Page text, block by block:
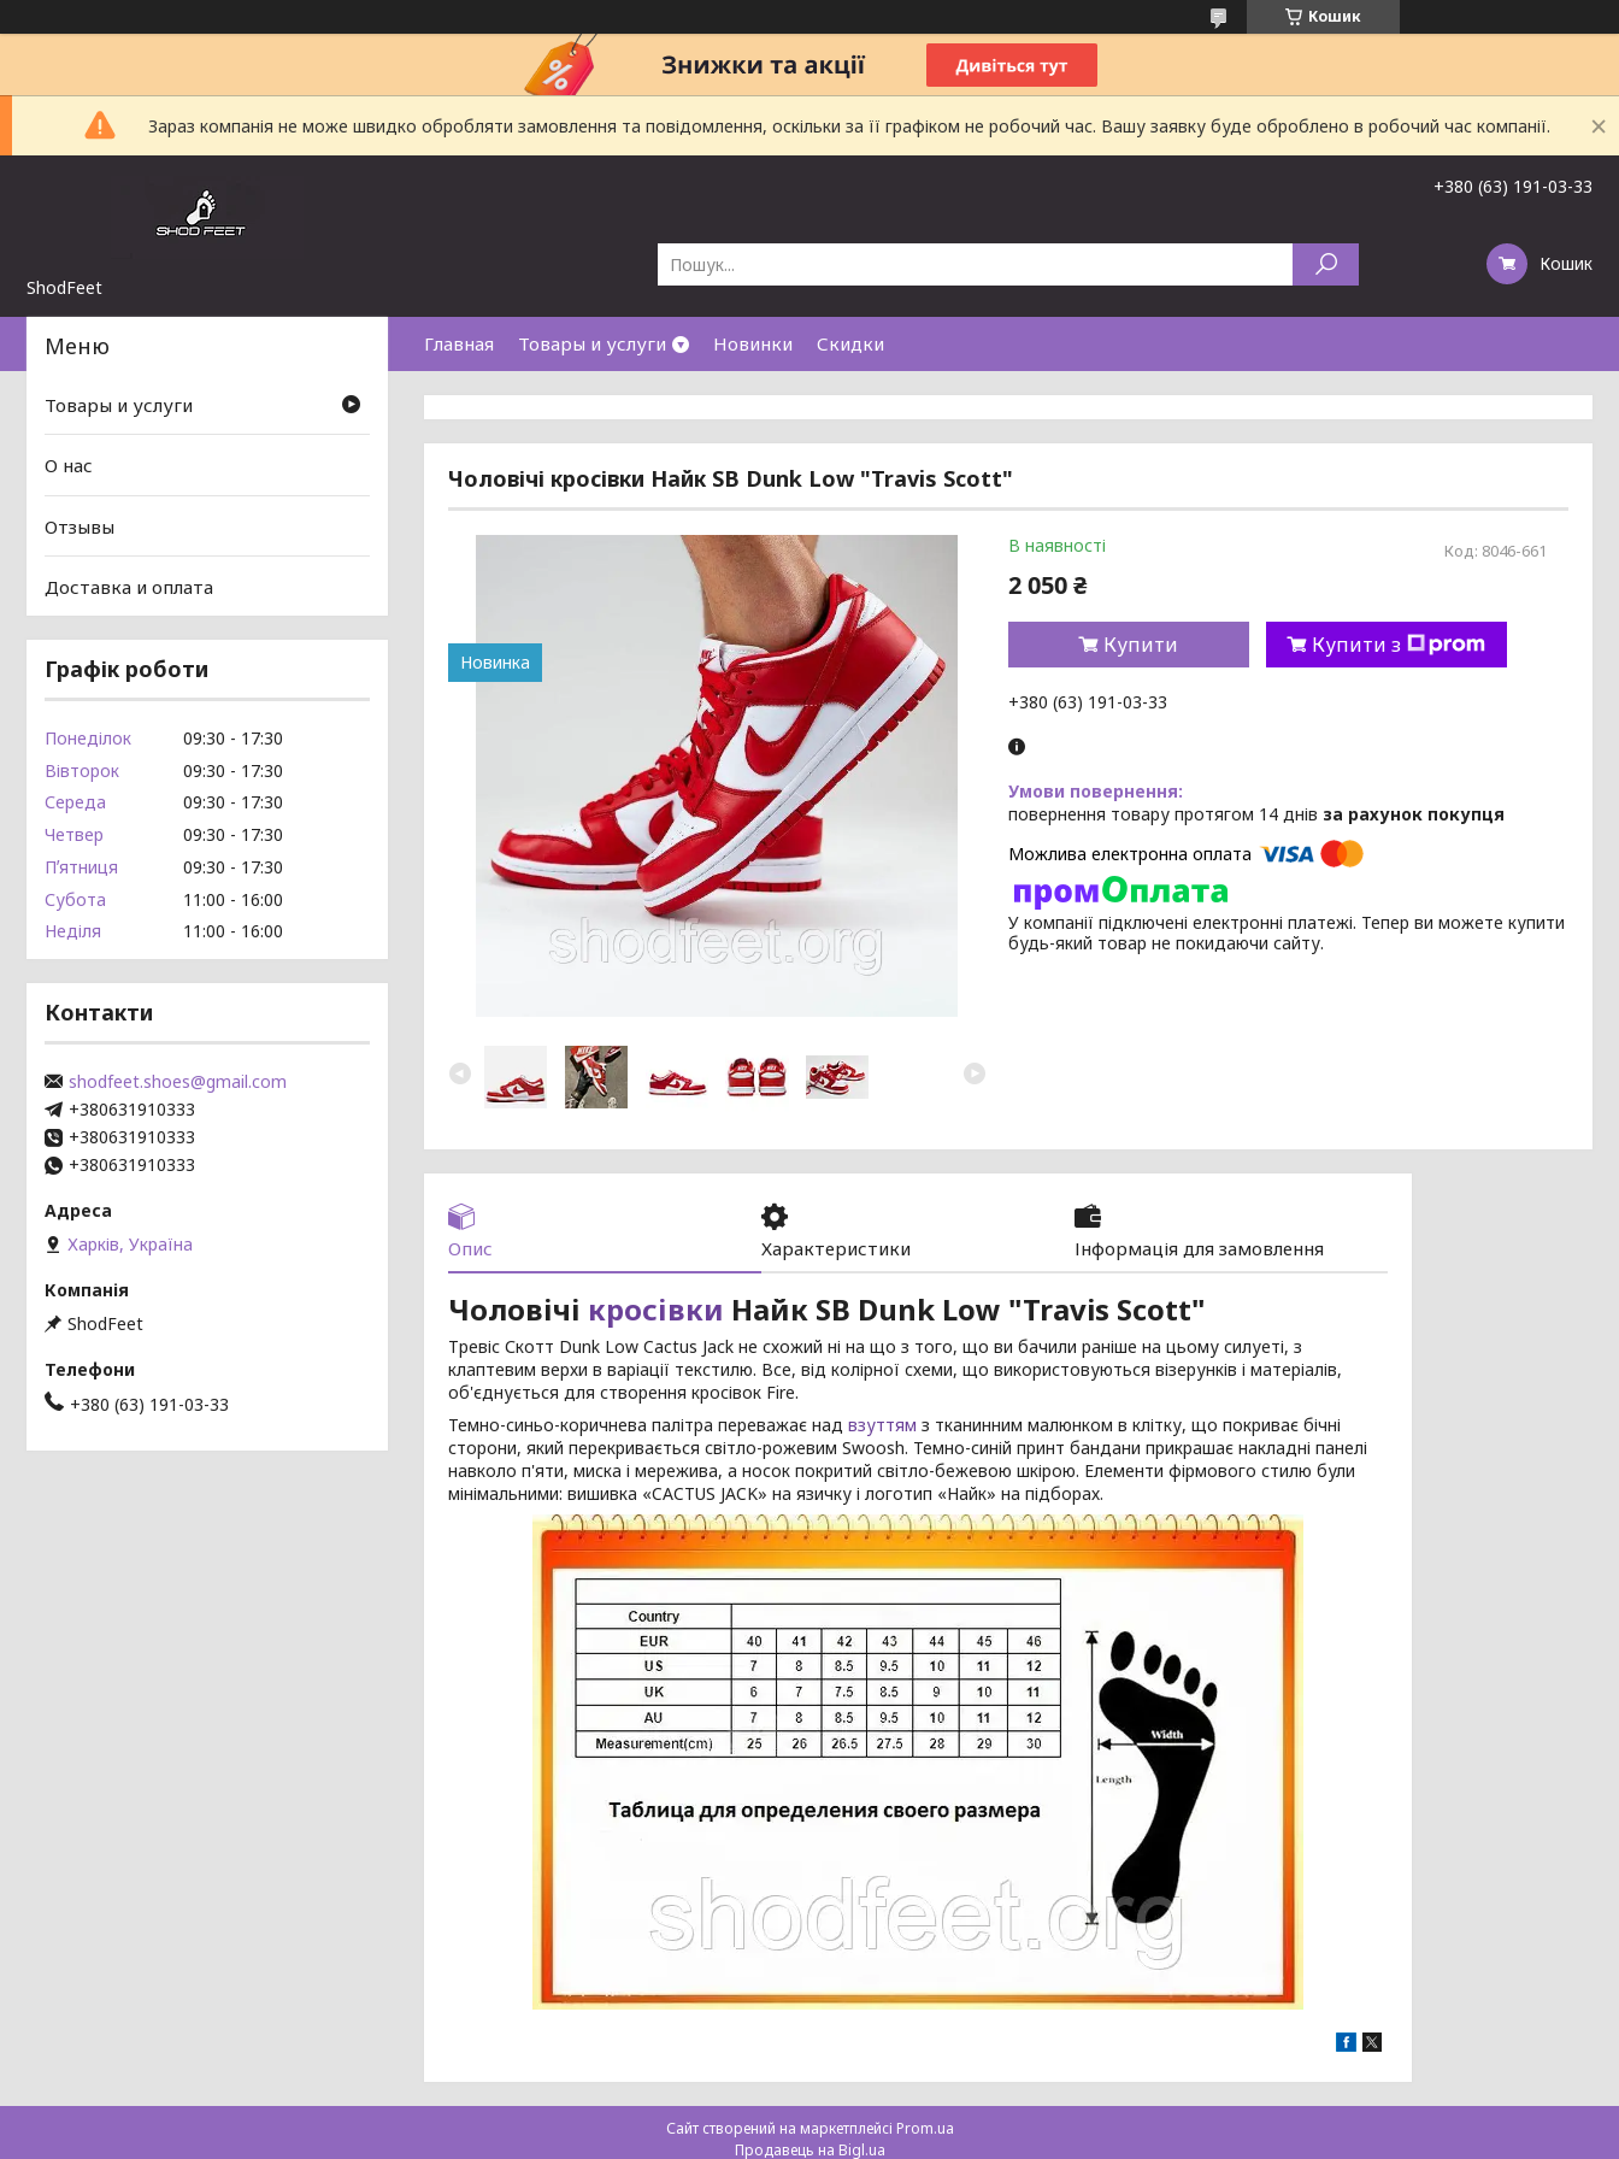
Кошик
Зараз компанія не може швидко обробляти замовлення та повідомлення, оскільки за її графіком не робочий час. Вашу заявку буде оброблено в робочий час компанії.
ShodFeet
+380 (63) 191-03-33
Кошик
Главная Товары и услуги Новинки Скидки
Чоловічі кросівки Найк SB Dunk Low "Travis Scott"
Новинка
В наявності Код: 8046-661
2 050 ₴
Купити Купити з
+380 (63) 191-03-33
повернення товару протягом 14 днів за рахунок покупця
У компанії підключені електронні платежі. Тепер ви можете купити
будь-який товар не покидаючи сайту.
Опис Характеристики Інформація для замовлення
Чоловічі кросівки Найк SB Dunk Low "Travis Scott"
Тревіс Скотт Dunk Low Cactus Jack не схожий ні на що з того, що ви бачили раніше на цьому силуеті, з
клаптевим верхи в варіації текстилю. Все, від колірної схеми, що використовуються візерунків і матеріалів,
об'єднується для створення кросівок Fire.
Темно-синьо-коричнева палітра переважає над взуттям з тканинним малюнком в клітку, що покриває бічні
сторони, який перекривається світло-рожевим Swoosh. Темно-синій принт бандани прикрашає накладні панелі
навколо п'яти, миска і мережива, а носок покритий світло-бежевою шкірою. Елементи фірмового стилю були
мінімальними: вишивка «CACTUS JACK» на язичку і логотип «Найк» на підборах.
Товары и услуги
О нас
Отзывы
Доставка и оплата
Графік роботи
Понеділок 09:30
17:30
Вівторок
09:30
17:30
Середа
09:30
17:30
Четвер
09:30
17:30
Пʼятниця
09:30
17:30
Субота
11:00
16:00
Неділя
11:00 16:00
Контакти
shodfeet.shoes@gmail.com
+380631910333
+380631910333
+380631910333
Харків, Україна
ShodFeet
+380 (63) 191-03-33
Сайт створений на маркетплейсі Prom.ua
Продавець на Bigl.ua